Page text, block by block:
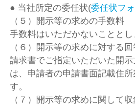
● 当社所定の委任状(委任状フ
（５）開示等の求めの手数料
手数料はいただかないこととし
（６）開示等の求めに対する
請求書でご指定いただいた開
は、申請者の申請書面記載住
す。
（７）開示等の求めに関して